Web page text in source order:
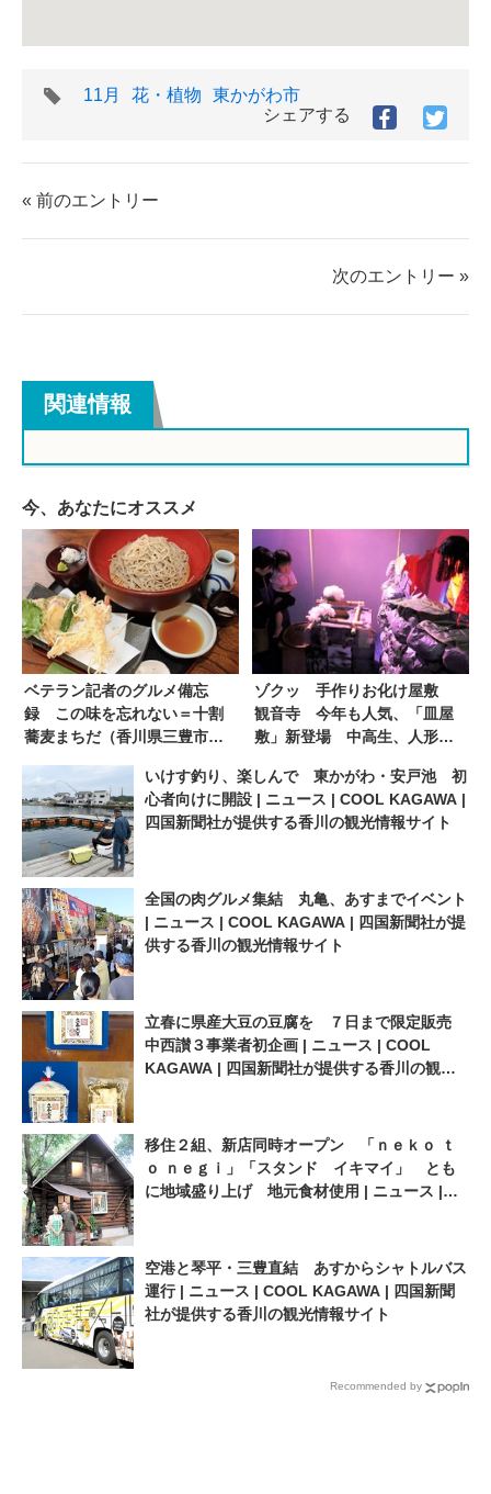
タ
11月 花・植物
東かがわ市
シェアする
Facebook
シ
す
シ
す
« 前のエントリー
次のエントリー »
関連情報
今、あなたにオススメ
ベテラン記者のグルメ備忘
録 この味を忘れない＝十割
蕎麦まちだ（香川県三豊市山
ニュース | COOL KAGAWA |
四国新聞社が提供する香川の
観光情報サイト
ゾクッ 手作りお化け屋敷
観音寺 今年も人気、「皿屋
敷」新登場 中高生、人形や
COOL KAGAWA | 四国新聞社
が提供する香川の観光情報サ
イト
いけす釣り、楽しんで 東かがわ・安戸池 初
心者向けに開設 | ニュース | COOL KAGAWA |
四国新聞社が提供する香川の観光情報サイト
全国の肉グルメ集結 丸亀、あすまでイベント
| ニュース | COOL KAGAWA | 四国新聞社が提
供する香川の観光情報サイト
立春に県産大豆の豆腐を ７日まで限定販売
中西讃３事業者初企画 | ニュース | COOL
KAGAWA | 四国新聞社が提供する香川の観光
移住２組、新店同時オープン 「ｎｅｋｏ ｔ
ｏ ｎｅｇｉ」「スタンド イキマイ」 とも
に地域盛り上げ 地元食材使用 | ニュース |
空港と琴平・三豊直結 あすからシャトルバス
運行 | ニュース | COOL KAGAWA | 四国新聞
社が提供する香川の観光情報サイト
Recommended by